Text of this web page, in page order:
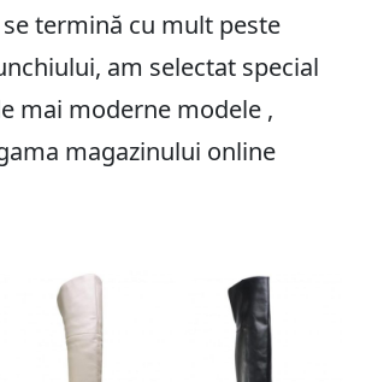
termină cu mult peste
am selectat special
mai moderne modele ,
magazinului online